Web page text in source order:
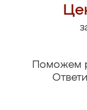
Поможем